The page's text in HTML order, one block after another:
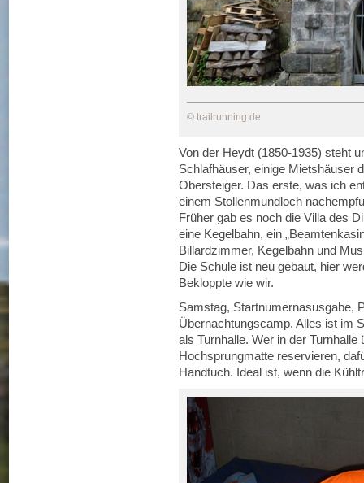
© trailrunning.de
Von der Heydt (1850-1935) steht
Schlafhäuser, einige Mietshäuser
Obersteiger. Das erste, was ich
einem Stollenmundloch
Früher gab es noch die Villa des
eine Kegelbahn, ein
Billardzimmer, Kegelbahn und
Die Schule ist neu gebaut, hier
Bekloppte wie wir.
Samstag, Startnumernasusgabe,
Übernachtungscamp. Alles ist im
als Turnhalle. Wer in der
Hochsprungmatte reservieren,
Handtuch. Ideal ist, wenn die